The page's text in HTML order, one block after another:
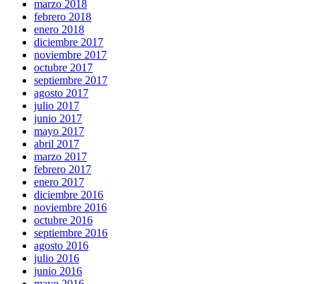
marzo 2018
febrero 2018
enero 2018
diciembre 2017
noviembre 2017
octubre 2017
septiembre 2017
agosto 2017
julio 2017
junio 2017
mayo 2017
abril 2017
marzo 2017
febrero 2017
enero 2017
diciembre 2016
noviembre 2016
octubre 2016
septiembre 2016
agosto 2016
julio 2016
junio 2016